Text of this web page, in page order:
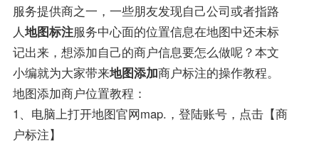
服务提供商之一，一些朋友发现自己公司或者指路
人地图标注服务中心面的位置信息在地图中还未标
记出来，想添加自己的商户信息要怎么做呢？本文
小编就为大家带来地图添加商户标注的操作教程。
地图添加商户位置教程：
1、电脑上打开地图官网map.，登陆账号，点击【商
户标注】